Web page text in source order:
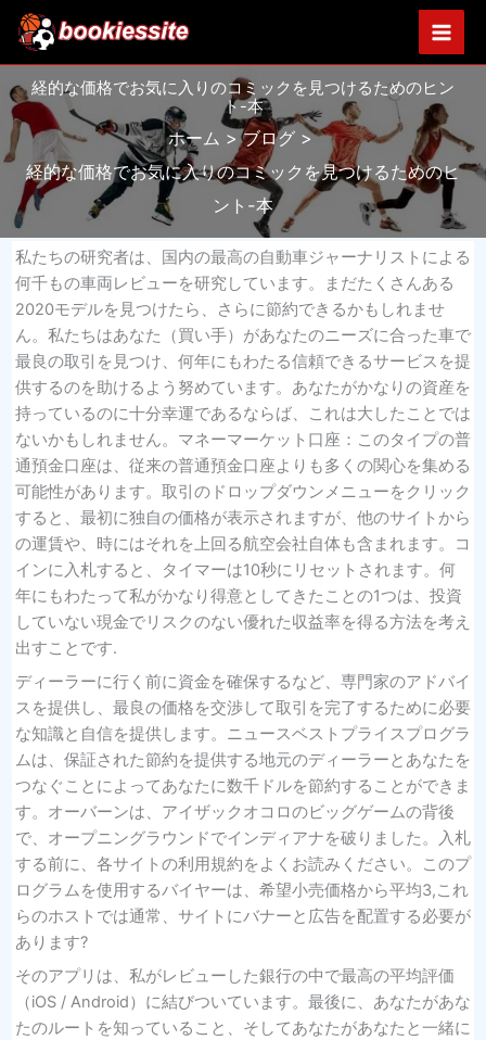
を
ス
キ
ッ
プ
経的な価格でお気に入りのコミックを見つけるためのヒン
ト-本
ホーム
ブログ
経的な価格でお気に入りのコミックを見つけるためのヒ
ント-本
私たちの研究者は、国内の最高の自動車ジャーナリストによる
何千もの車両レビューを研究しています。まだたくさんある
2020モデルを見つけたら、さらに節約できるかもしれませ
ん。私たちはあなた（買い手）があなたのニーズに合った車で
最良の取引を見つけ、何年にもわたる信頼できるサービスを提
供するのを助けるよう努めています。あなたがかなりの資産を
持っているのに十分幸運であるならば、これは大したことでは
ないかもしれません。マネーマーケット口座：このタイプの普
通預金口座は、従来の普通預金口座よりも多くの関心を集める
可能性があります。取引のドロップダウンメニューをクリック
すると、最初に独自の価格が表示されますが、他のサイトから
の運賃や、時にはそれを上回る航空会社自体も含まれます。コ
インに入札すると、タイマーは10秒にリセットされます。何
年にもわたって私がかなり得意としてきたことの1つは、投資
していない現金でリスクのない優れた収益率を得る方法を考え
出すことです.
ディーラーに行く前に資金を確保するなど、専門家のアドバイ
スを提供し、最良の価格を交渉して取引を完了するために必要
な知識と自信を提供します。ニュースベストプライスプログラ
ムは、保証された節約を提供する地元のディーラーとあなたを
つなぐことによってあなたに数千ドルを節約することができま
す。オーバーンは、アイザックオコロのビッグゲームの背後
で、オープニングラウンドでインディアナを破りました。入札
する前に、各サイトの利用規約をよくお読みください。このプ
ログラムを使用するバイヤーは、希望小売価格から平均3,これ
らのホストでは通常、サイトにバナーと広告を配置する必要が
あります?
そのアプリは、私がレビューした銀行の中で最高の平均評価
（iOS / Android）に結びついています。最後に、あなたがあな
たのルートを知っていること、そしてあなたがあなたと一緒に